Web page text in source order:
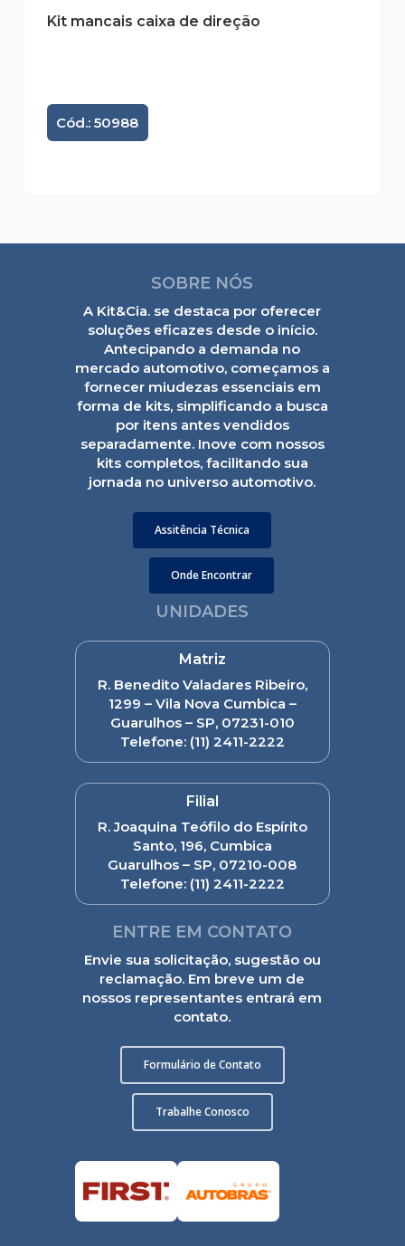
Kit mancais caixa de direção
Cód.: 50988
SOBRE NÓS
A Kit&Cia. se destaca por oferecer
soluções eficazes desde o início.
Antecipando a demanda no
mercado automotivo, começamos a
fornecer miudezas essenciais em
forma de kits, simplificando a busca
por itens antes vendidos
separadamente. Inove com nossos
kits completos, facilitando sua
jornada no universo automotivo.
Assitência Técnica
Onde Encontrar
UNIDADES
Matriz
R. Benedito Valadares Ribeiro,
1299 – Vila Nova Cumbica –
Guarulhos – SP, 07231-010
Telefone: (11) 2411-2222
Filial
R. Joaquina Teófilo do Espírito
Santo, 196, Cumbica
Guarulhos – SP, 07210-008
Telefone:(11) 2411-2222
ENTRE EM CONTATO
Envie sua solicitação, sugestão ou
reclamação. Em breve um de
nossos representantes entrará em
contato.
Formulário de Contato
Trabalhe Conosco